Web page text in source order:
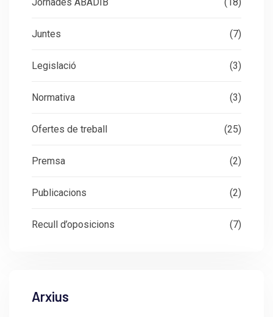
Juntes (7)
Legislació (3)
Normativa (3)
Ofertes de treball (25)
Premsa (2)
Publicacions (2)
Recull d’oposicions (7)
Arxius